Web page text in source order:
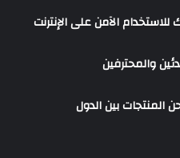
الآمن على الإنترنت
والمحترفين